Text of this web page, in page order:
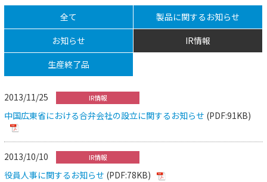
全て
製品に関するお知らせ
お知らせ
IR情報
生産終了品
2013/11/25 IR情報
中国広東省における合弁会社の設立に関するお知らせ (PDF:91KB)
2013/10/10 IR情報
役員人事に関するお知らせ (PDF:78KB)